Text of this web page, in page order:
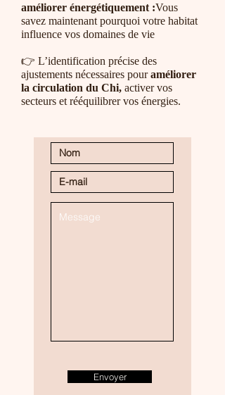
améliorer énergétiquement :Vous
savez maintenant pourquoi votre habitat
influence vos domaines de vie
👉 L’identification précise des
ajustements nécessaires pouraméliorer
la circulation du Chi, activer vos
secteurs et rééquilibrer vos énergies.
Envoyer